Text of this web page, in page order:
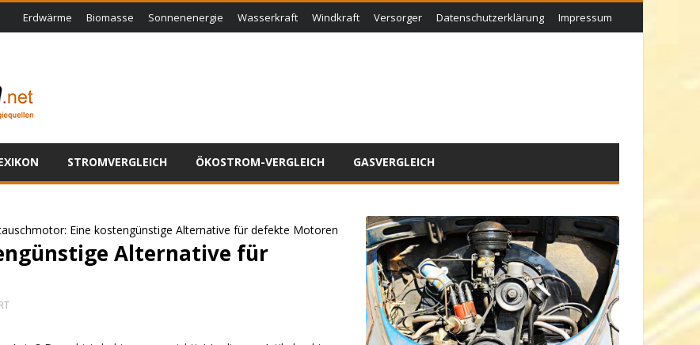
Erdwärme Biomasse Sonnenenergie Wasserkraft Windkraft Versorger Datenschutzerklärung Impressum
STROMVERGLEICH ÖKOSTROM-VERGLEICH GASVERGLEICH
Eine kostengünstige Alternative für defekte Motoren
Alternative für
FÜR
KOSTENGÜNSTIGE